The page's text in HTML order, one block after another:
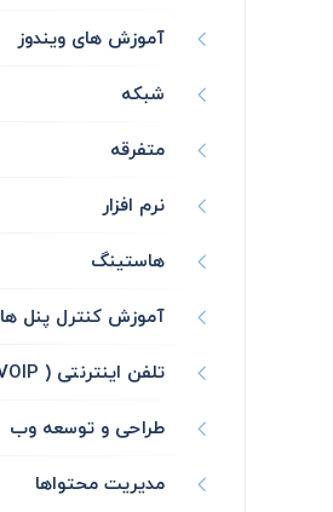
آموزش های ویندوز
شبکه
متفرقه
نرم افزار
هاستینگ
آموزش کنترل پنل ها
تلفن اینترنتی ( VOIP )
طراحی و توسعه وب
مدیریت محتواها